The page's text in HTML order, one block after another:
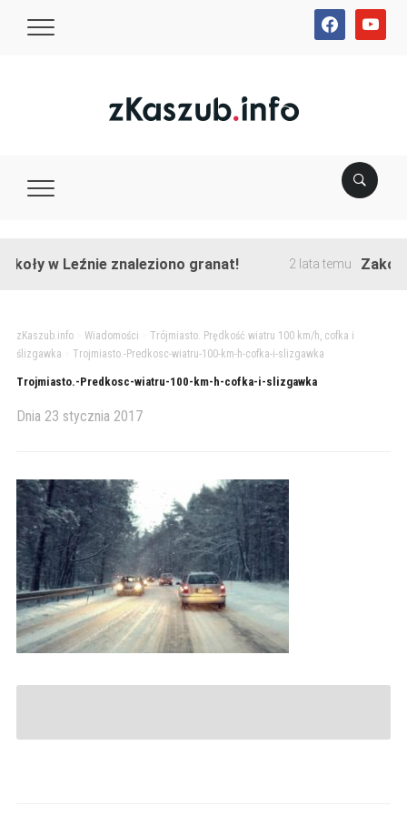
facebookyoutube
w Leźnie znaleziono granat! 2 lata temu
zKaszub.info> Wiadomości
Trójmiasto. Prędkość wiatru 100 km/h, cofka i
ślizgawka
Trojmiasto.-Predkosc-wiatru-100-km-h-cofka-i-slizgawka
Trojmiasto.-Predkosc-wiatru-100-km-h-cofka-i-slizgawka
Dnia 23 stycznia 2017